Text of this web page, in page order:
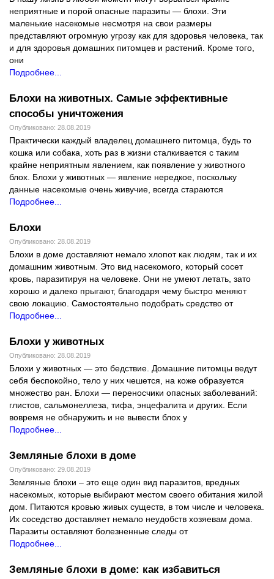
неприятные и порой опасные паразиты — блохи. Эти
маленькие насекомые несмотря на свои размеры
представляют огромную угрозу как для здоровья человека, так
и для здоровья домашних питомцев и растений. Кроме того,
они
Подробнее...
Блохи на животных. Самые эффективные
способы уничтожения
Опубликовано: 28.08.2019
Практически каждый владелец домашнего питомца, будь то
кошка или собака, хоть раз в жизни сталкивается с таким
крайне неприятным явлением, как появление у животного
блох. Блохи у животных — явление нередкое, поскольку
данные насекомые очень живучие, всегда стараются
Подробнее...
Блохи
Опубликовано: 28.08.2019
Блохи в доме доставляют немало хлопот как людям, так и их
домашним животным. Это вид насекомого, который сосет
кровь, паразитируя на человеке. Они не умеют летать, зато
хорошо и далеко прыгают, благодаря чему быстро меняют
свою локацию. Самостоятельно подобрать средство от
Подробнее...
Блохи у животных
Опубликовано: 28.08.2019
Блохи у животных — это бедствие. Домашние питомцы ведут
себя беспокойно, тело у них чешется, на коже образуется
множество ран. Блохи — переносчики опасных заболеваний:
глистов, сальмонеллеза, тифа, энцефалита и других. Если
вовремя не обнаружить и не вывести блох у
Подробнее...
Земляные блохи в доме
Опубликовано: 29.08.2019
Земляные блохи – это еще один вид паразитов, вредных
насекомых, которые выбирают местом своего обитания жилой
дом. Питаются кровью живых существ, в том числе и человека.
Их соседство доставляет немало неудобств хозяевам дома.
Паразиты оставляют болезненные следы от
Подробнее...
Земляные блохи в доме: как избавиться